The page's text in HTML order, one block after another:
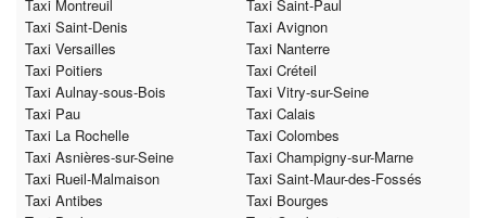
Taxi Montreuil
Taxi Saint-Paul
Taxi Saint-Denis
Taxi Avignon
Taxi Versailles
Taxi Nanterre
Taxi Poitiers
Taxi Créteil
Taxi Aulnay-sous-Bois
Taxi Vitry-sur-Seine
Taxi Pau
Taxi Calais
Taxi La Rochelle
Taxi Colombes
Taxi Asnières-sur-Seine
Taxi Champigny-sur-Marne
Taxi Rueil-Malmaison
Taxi Saint-Maur-des-Fossés
Taxi Antibes
Taxi Bourges